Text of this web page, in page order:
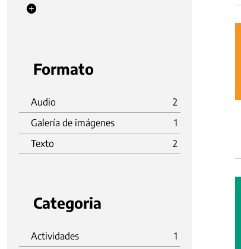
Formato
Audio
2
Galería de imágenes
1
Texto
2
Categoria
Actividades
1